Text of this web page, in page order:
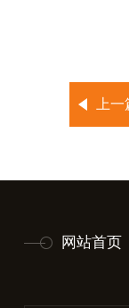
上
网站首页